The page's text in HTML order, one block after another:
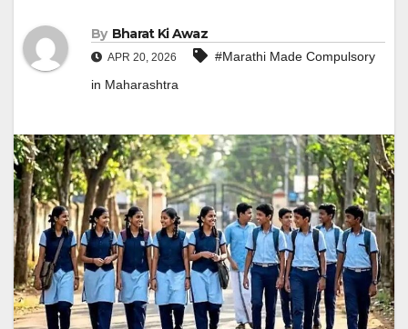
By Bharat Ki Awaz
APR 20, 2026
#Marathi Made Compulsory
in Maharashtra